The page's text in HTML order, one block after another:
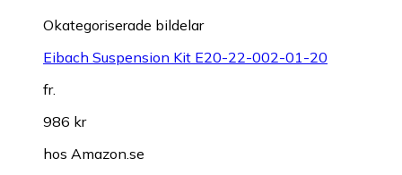
Okategoriserade bildelar
Eibach Suspension Kit E20-22-002-01-20
fr.
986 kr
hos Amazon.se